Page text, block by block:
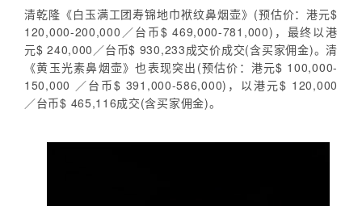
清乾隆《白玉满工团寿锦地巾袱纹鼻烟壶》(预估价：港元$
120,000-200,000／台币$ 469,000-781,000)，最终以港
元$ 240,000／台币$ 930,233成交价成交(含买家佣金)。清
《黄玉光素鼻烟壶》也表现突出(预估价：港元$ 100,000-
150,000 ／台币$ 391,000-586,000)，以港元$ 120,000
／台币$ 465,116成交(含买家佣金)。